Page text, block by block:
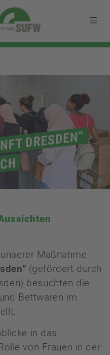
Maßnahme
(gefördert durch
besuchten die
Bettwaren im
in das
von Frauen in der